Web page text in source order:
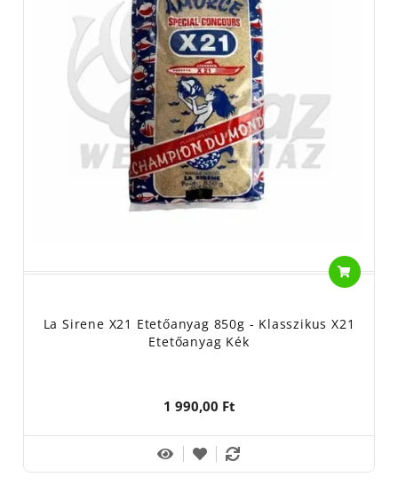
Ha egy olyan etetőanyagot keresel, ami évtizedek óta bizonyít, és
még a legcsendesebb napokon is képes kapást kicsikarni, a La
Sirene X21-ben nem fogsz csalódni.
La Sirene X21 Etetőanyag 850g - Klasszikus X21
Etetőanyag Kék
1 990,00 Ft